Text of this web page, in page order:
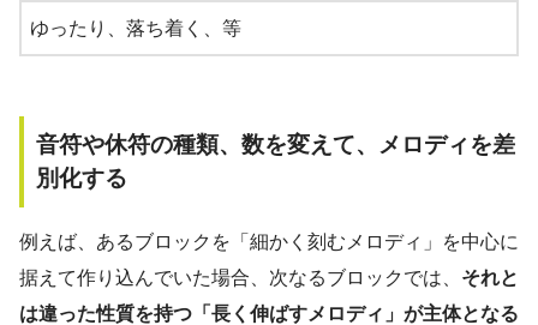
ゆったり、落ち着く、等
音符や休符の種類、数を変えて、メロディを差
別化する
例えば、あるブロックを「細かく刻むメロディ」を中心に
据えて作り込んでいた場合、次なるブロックでは、 それと
は違った性質を持つ「長く伸ばすメロディ」が主体となる